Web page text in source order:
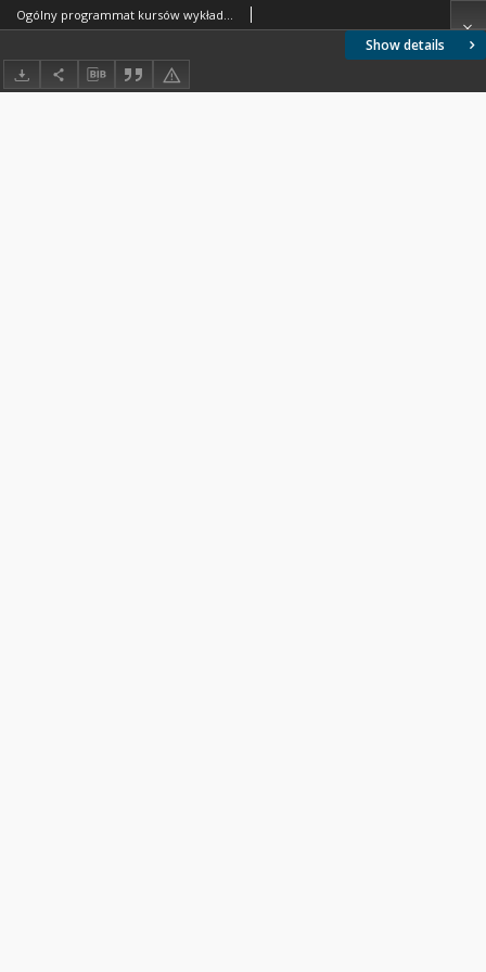
Show details
Ogólny programmat kursów wykładać się majacych w Szkole Przygotowawczey do Instytutu Politechnicznego w roku szkolnym 1826/27